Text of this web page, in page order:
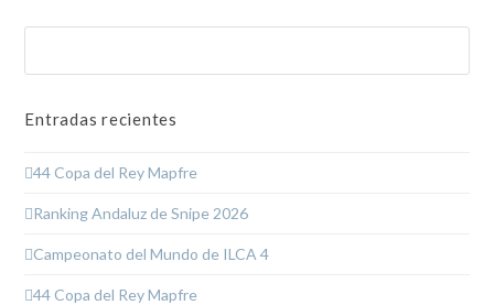
Entradas recientes
44 Copa del Rey Mapfre
Ranking Andaluz de Snipe 2026
Campeonato del Mundo de ILCA 4
44 Copa del Rey Mapfre